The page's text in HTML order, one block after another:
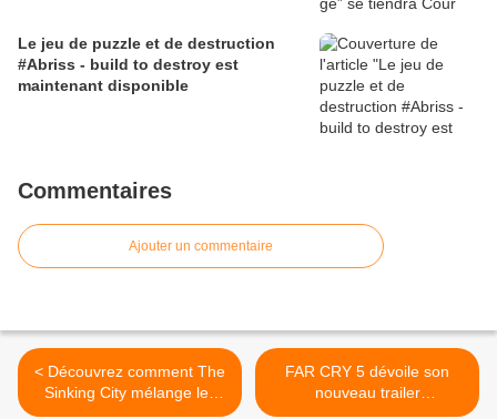
Le jeu de puzzle et de destruction
#Abriss - build to destroy est
maintenant disponible
Commentaires
Ajouter un commentaire
< Découvrez comment The
Sinking City mélange les
Année folles, l’urbanisme
FAR CRY 5 dévoile son
nouveau trailer
"Résistance" >